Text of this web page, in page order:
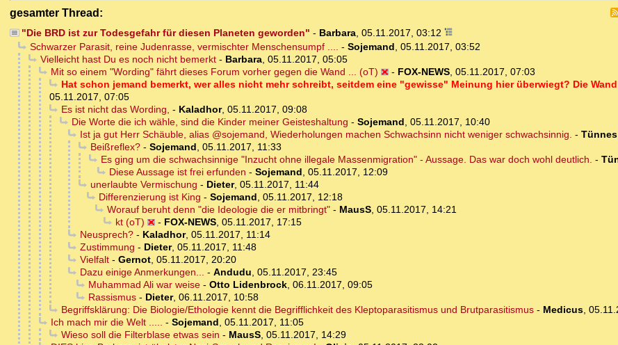
gesamter Thread:
"Die BRD ist zur Todesgefahr für diesen Planeten geworden" - Barbara, 05.11.2017, 03:12
Schwarzer Parasit, reine Judenrasse, vermischter Menschensumpf .... - Sojemand, 05.11.2017, 03:52
Vielleicht hast Du es noch nicht bemerkt- Barbara, 05.11.2017, 05:05
Mit so einem "Wording" fährt dieses Forum vorher gegen die Wand ... (oT)
- FOX-NEWS, 05.11.2017, 07:03
Hat schon jemand bemerkt, wer alles nicht mehr schreibt, seitdem eine "gewisse" Meinung hier überwiegt? Die
05.11.2017, 07:05
Es ist nicht das Wording, - Kaladhor, 05.11.2017, 09:08
Die Worte die ich wähle, sind die Kinder meiner Geisteshaltung - Sojemand, 05.11.2017, 10:40
Ist ja gut Herr Schäuble, alias @sojemand, Wiederholungen machen Schwachsinn nicht weniger schwachsinnig. - Tünnes
Beißreflex?- Sojemand, 05.11.2017, 11:33
Es ging um die schwachsinnige "Inzucht ohne illegale Massenmigration" - Aussage. Das war doch wohl deutlich. -
Diese Aussage ist frei erfunden - Sojemand, 05.11.2017, 12:09
unerlaubte Vermischung - Dieter, 05.11.2017, 11:44
Differenzierung ist King - Sojemand, 05.11.2017, 12:18
Worauf beruht denn "die Ideologie die er mitbringt"- MausS, 05.11.2017, 14:21
kt (oT)
- FOX-NEWS, 05.11.2017, 17:15
Neusprech?- Kaladhor, 05.11.2017, 11:14
Zustimmung - Dieter, 05.11.2017, 11:48
Vielfalt- Gernot, 05.11.2017, 20:20
Dazu einige Anmerkungen... - Andudu, 05.11.2017, 23:45
Muhammad Ali war weise- Otto Lidenbrock, 06.11.2017, 09:05
Rassismus- Dieter, 06.11.2017, 10:58
Begriffsklärung: Die Biologie/Ethologie kennt die Begrifflichkeit des Kleptoparasitismus und Brutparasitismus- Medicus,
Ich mach mir die Welt ..... - Sojemand, 05.11.2017, 11:05
Wieso soll die Filterblase etwas sein - MausS, 05.11.2017, 14:29